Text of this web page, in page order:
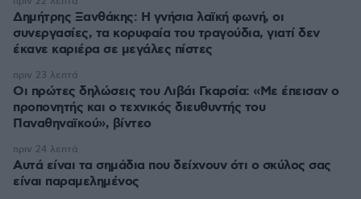
Δημήτρης Ξανθάκης: Η γνήσια λαϊκή φωνή, οι
συνεργασίες, τα κορυφαία του τραγούδια, γιατί δεν
έκανε καριέρα σε μεγάλες πίστες
Οι πρώτες δηλώσεις του Λιβάι Γκαρσία: «Με έπεισαν ο
προπονητής και ο τεχνικός διευθυντής του
Παναθηναϊκού», βίντεο
πριν 23 λεπτά
Αυτά είναι τα σημάδια που δείχνουν ότι ο σκύλος σας
είναι παραμελημένος
πριν 24 λεπτά